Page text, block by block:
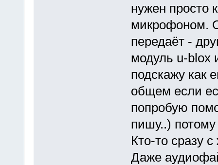
нужен просто
микрофоном.
передаёт -
модуль u-blox
подскажу как
общем если
попробую
пишу..)
Кто-то сразу
Даже